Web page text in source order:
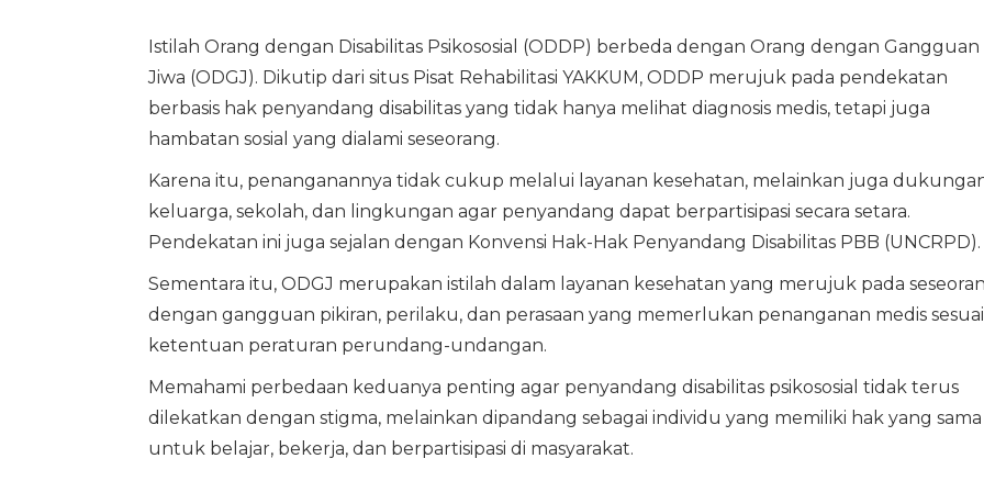
Istilah Orang dengan Disabilitas Psikososial (ODDP) berbeda dengan Orang dengan Gangguan
Jiwa (ODGJ). Dikutip dari situs Pisat Rehabilitasi YAKKUM, ODDP merujuk pada pendekatan
berbasis hak penyandang disabilitas yang tidak hanya melihat diagnosis medis, tetapi juga
hambatan sosial yang dialami seseorang.
Karena itu, penanganannya tidak cukup melalui layanan kesehatan, melainkan juga
keluarga, sekolah, dan lingkungan agar penyandang dapat berpartisipasi secara setara.
Pendekatan ini juga sejalan dengan Konvensi Hak-Hak Penyandang Disabilitas PBB (UNCRPD).
Sementara itu, ODGJ merupakan istilah dalam layanan kesehatan yang merujuk pada
dengan gangguan pikiran, perilaku, dan perasaan yang memerlukan penanganan medis sesuai
ketentuan peraturan perundang-undangan.
Memahami perbedaan keduanya penting agar penyandang disabilitas psikososial tidak terus
dilekatkan dengan stigma, melainkan dipandang sebagai individu yang memiliki hak yang sama
untuk belajar, bekerja, dan berpartisipasi di masyarakat.